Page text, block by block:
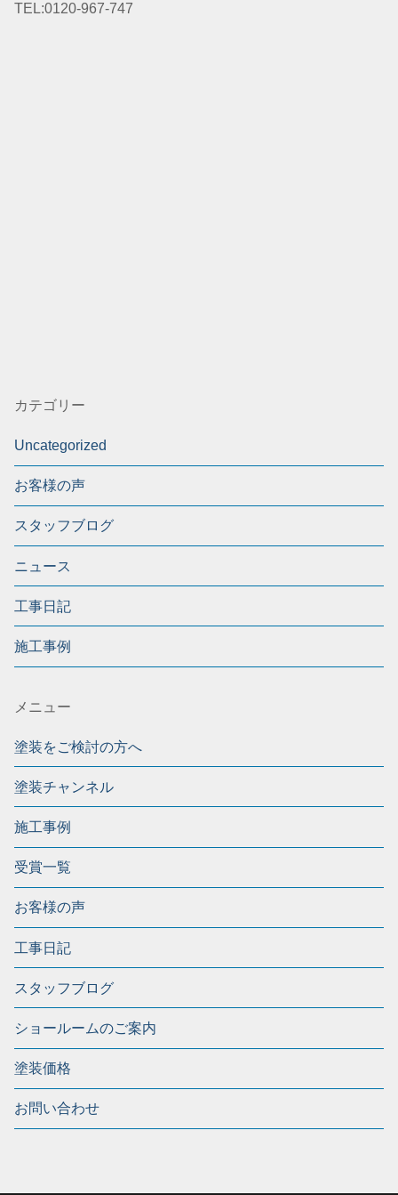
TEL:0120-967-747
カテゴリー
Uncategorized
お客様の声
スタッフブログ
ニュース
工事日記
施工事例
メニュー
塗装をご検討の方へ
塗装チャンネル
施工事例
受賞一覧
お客様の声
工事日記
スタッフブログ
ショールームのご案内
塗装価格
お問い合わせ